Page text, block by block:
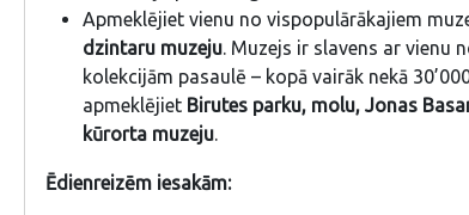
Apmeklējiet vienu no vispopulārākajiem
dzintaru muzeju. Muzejs ir slavens ar vienu
kolekcijām pasaulē – kopā vairāk nekā
apmeklējiet Birutes parku, molu, Jonas
kūrorta muzeju.
Ēdienreizēm iesakām: